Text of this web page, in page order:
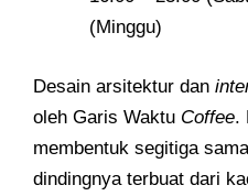
(Minggu)
Desain arsitektur dan
oleh Garis Waktu Coffee.
membentuk segitiga
dindingnya terbuat dari